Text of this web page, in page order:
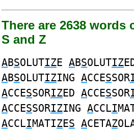
There are 2638 words
S and Z
ABSOLUTIZE ABSOLUTIZ
ABSOLUTIZING ACCESSOR
ACCESSORIZED ACCESSOR
ACCESSORIZING ACCLI
ACCLIMATIZES ACETAZ